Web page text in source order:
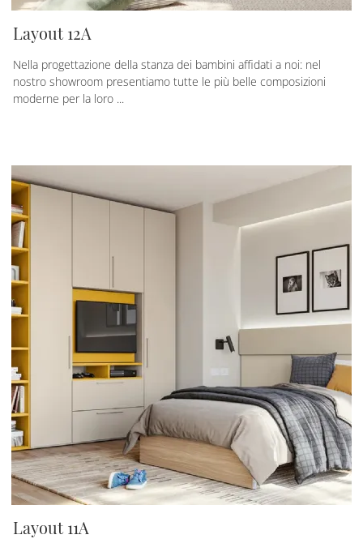
Layout 12A
Nella progettazione della stanza dei bambini affidati a noi: nel
nostro showroom presentiamo tutte le più belle composizioni
moderne per la loro ...
Layout 11A